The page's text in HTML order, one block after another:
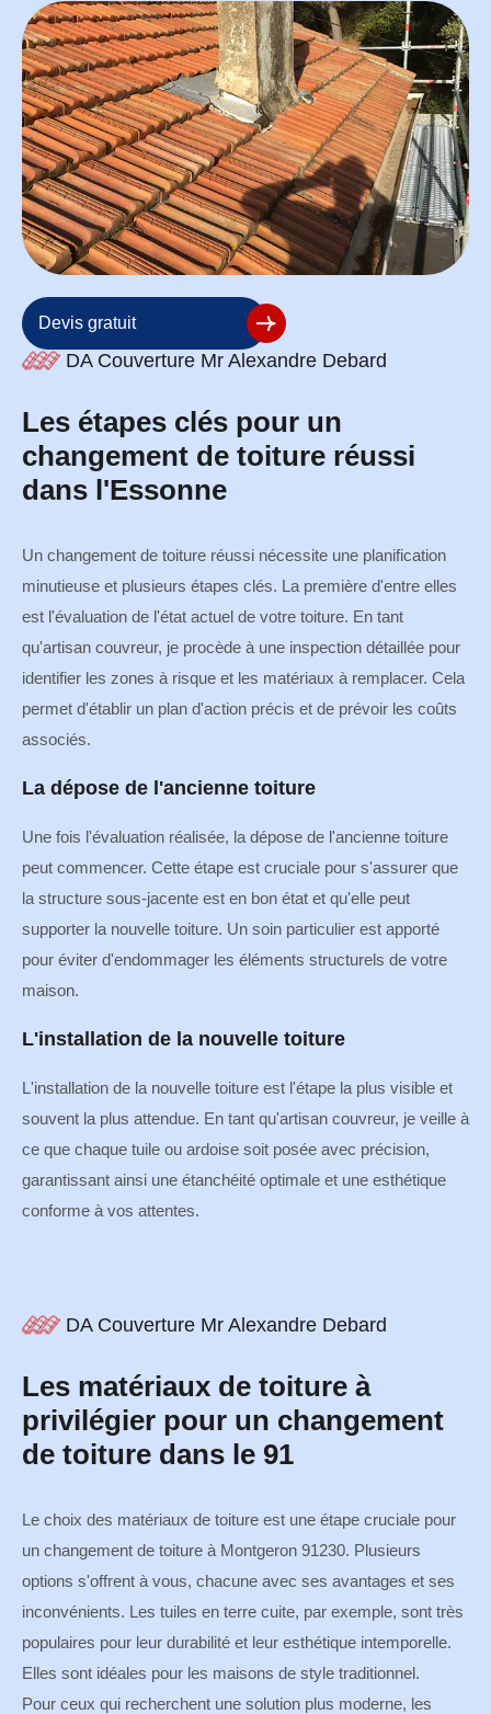
Devis gratuit
DA Couverture Mr Alexandre Debard
Les étapes clés pour un
changement de toiture réussi
dans l'Essonne
Un changement de toiture réussi nécessite une planification
minutieuse et plusieurs étapes clés. La première d'entre elles
est l'évaluation de l'état actuel de votre toiture. En tant
qu'artisan couvreur, je procède à une inspection détaillée pour
identifier les zones à risque et les matériaux à remplacer. Cela
permet d'établir un plan d'action précis et de prévoir les coûts
associés.
La dépose de l'ancienne toiture
Une fois l'évaluation réalisée, la dépose de l'ancienne toiture
peut commencer. Cette étape est cruciale pour s'assurer que
la structure sous-jacente est en bon état et qu'elle peut
supporter la nouvelle toiture. Un soin particulier est apporté
pour éviter d'endommager les éléments structurels de votre
maison.
L'installation de la nouvelle toiture
L'installation de la nouvelle toiture est l'étape la plus visible et
souvent la plus attendue. En tant qu'artisan couvreur, je veille à
ce que chaque tuile ou ardoise soit posée avec précision,
garantissant ainsi une étanchéité optimale et une esthétique
conforme à vos attentes.
DA Couverture Mr Alexandre Debard
Les matériaux de toiture à
privilégier pour un changement
de toiture dans le 91
Le choix des matériaux de toiture est une étape cruciale pour
un changement de toiture à Montgeron 91230. Plusieurs
options s'offrent à vous, chacune avec ses avantages et ses
inconvénients. Les tuiles en terre cuite, par exemple, sont très
populaires pour leur durabilité et leur esthétique intemporelle.
Elles sont idéales pour les maisons de style traditionnel.
Pour ceux qui recherchent une solution plus moderne, les